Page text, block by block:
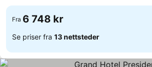
Fra 6 748 kr
Se priser fra 13 nettsteder